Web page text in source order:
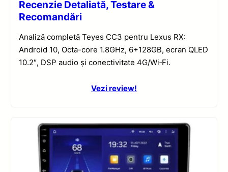
Recenzie Detaliată, Testare &
Recomandări
Analiză completă Teyes CC3 pentru Lexus RX:
Android 10, Octa-core 1.8GHz, 6+128GB, ecran QLED
10.2″, DSP audio și conectivitate 4G/Wi‑Fi.
Vezi review!